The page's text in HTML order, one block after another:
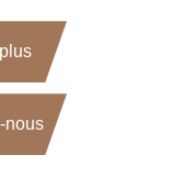
nous